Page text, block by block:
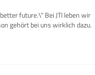
future.\" Bei JTI leben wir
gehört bei uns wirklich dazu.